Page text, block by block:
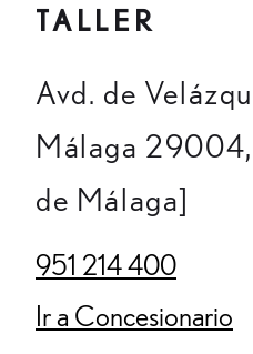
TALLER
Avd. de
Málaga
de Málaga]
951 214 400
(Opens in
Ir a Concesionario
(Opens in